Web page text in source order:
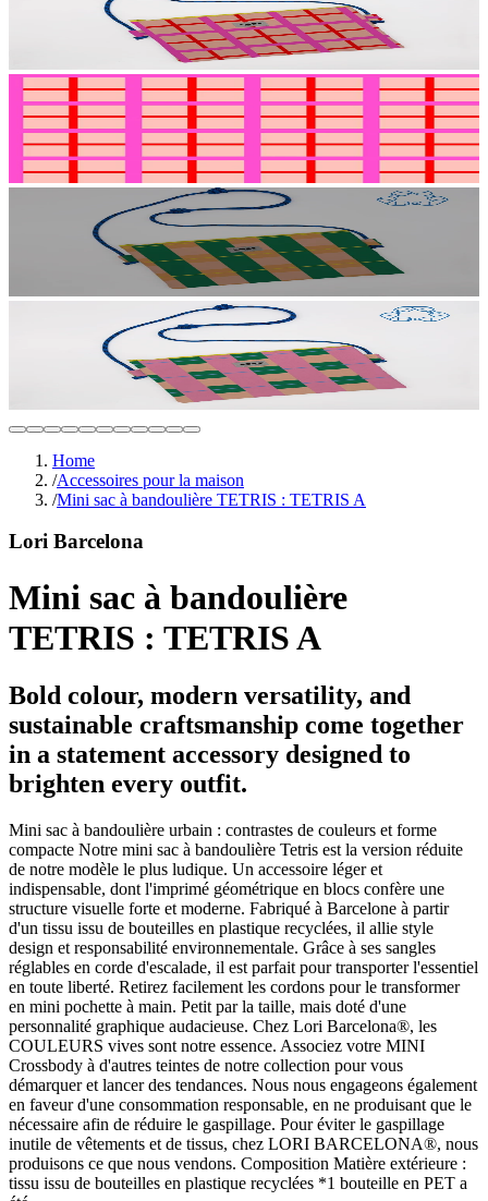
Home
/Accessoires pour la maison
/Mini sac à bandoulière TETRIS : TETRIS A
Lori Barcelona
Mini sac à bandoulière
TETRIS : TETRIS A
Bold colour, modern versatility, and
sustainable craftsmanship come together
in a statement accessory designed to
brighten every outfit.
Mini sac à bandoulière urbain : contrastes de couleurs et forme
compacte Notre mini sac à bandoulière Tetris est la version réduite
de notre modèle le plus ludique. Un accessoire léger et
indispensable, dont l'imprimé géométrique en blocs confère une
structure visuelle forte et moderne. Fabriqué à Barcelone à partir
d'un tissu issu de bouteilles en plastique recyclées, il allie style
design et responsabilité environnementale. Grâce à ses sangles
réglables en corde d'escalade, il est parfait pour transporter l'essentiel
en toute liberté. Retirez facilement les cordons pour le transformer
en mini pochette à main. Petit par la taille, mais doté d'une
personnalité graphique audacieuse. Chez Lori Barcelona®, les
COULEURS vives sont notre essence. Associez votre MINI
Crossbody à d'autres teintes de notre collection pour vous
démarquer et lancer des tendances. Nous nous engageons également
en faveur d'une consommation responsable, en ne produisant que le
nécessaire afin de réduire le gaspillage. Pour éviter le gaspillage
inutile de vêtements et de tissus, chez LORI BARCELONA®, nous
produisons ce que nous vendons. Composition Matière extérieure :
tissu issu de bouteilles en plastique recyclées *1 bouteille en PET a